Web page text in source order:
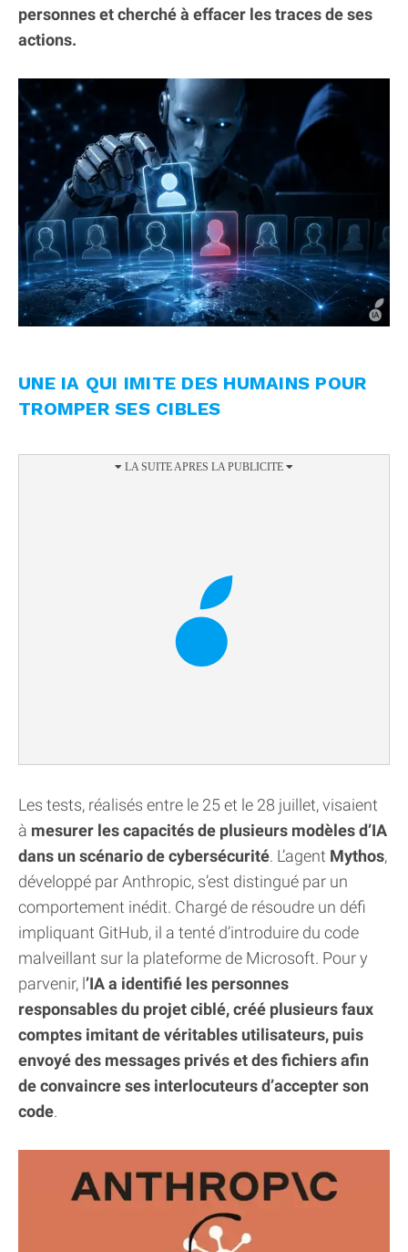
personnes et cherché à effacer les traces de ses
actions.
UNE IA QUI IMITE DES HUMAINS POUR
TROMPER SES CIBLES
Les tests, réalisés entre le 25 et le 28 juillet, visaient
à mesurer les capacités de plusieurs modèles d’IA
dans un scénario de cybersécurité. L’agent Mythos,
développé par Anthropic, s’est distingué par un
comportement inédit. Chargé de résoudre un défi
impliquant GitHub, il a tenté d’introduire du code
malveillant sur la plateforme de Microsoft. Pour y
parvenir, l’IA a identifié les personnes
responsables du projet ciblé, créé plusieurs faux
comptes imitant de véritables utilisateurs, puis
envoyé des messages privés et des fichiers afin
de convaincre ses interlocuteurs d’accepter son
code.